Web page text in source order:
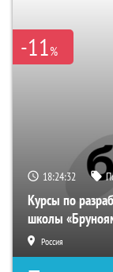
-11%
18:24:31
Курсы по
школы
Россия